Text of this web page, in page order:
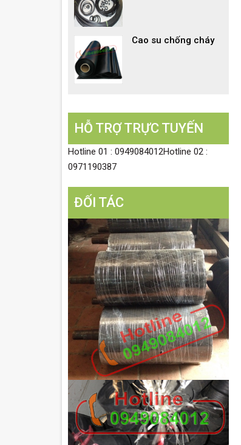
Cao su chống cháy
HỖ TRỢ TRỰC TUYẾN
Hotline 01 : 0949084012Hotline 02 :
0971190387
ĐỐI TÁC